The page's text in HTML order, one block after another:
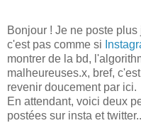
Bonjour ! Je ne poste
c'est pas comme si
montrer de la bd,
malheureuses.x, bref,
revenir doucement par ici.
En attendant, voici deux
postées sur insta et